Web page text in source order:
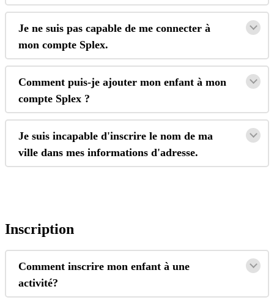
Je ne suis pas capable de me connecter à
mon compte Splex.
Comment puis-je ajouter mon enfant à mon
compte Splex ?
Je suis incapable d'inscrire le nom de ma
ville dans mes informations d'adresse.
Inscription
Comment inscrire mon enfant à une
activité?